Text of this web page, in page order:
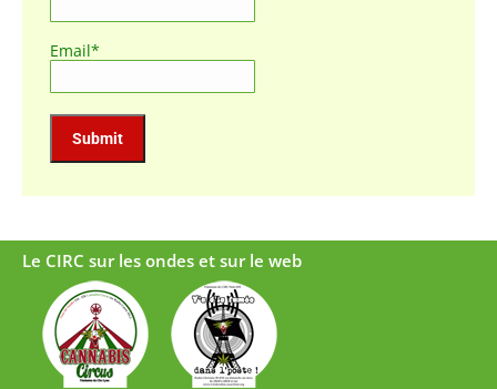
Email*
Le CIRC sur les ondes et sur le web